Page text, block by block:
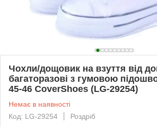
Чохли/дощовик на взуття від
багаторазові з гумовою
45-46 CoverShoes (LG-29254)
Немає в наявності
Код: LG-29254
Роздріб